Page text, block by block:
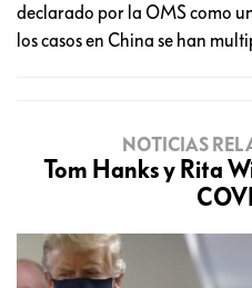
declarado por la OMS como
los casos en China se han
NOTICIAS
Tom Hanks y Rita